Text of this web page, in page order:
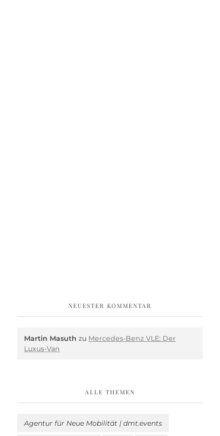
NEUESTER KOMMENTAR
Martin Masuth zu Mercedes-Benz VLE: Der
Luxus-Van
ALLE THEMEN
Agentur für Neue Mobilität | dmt.events